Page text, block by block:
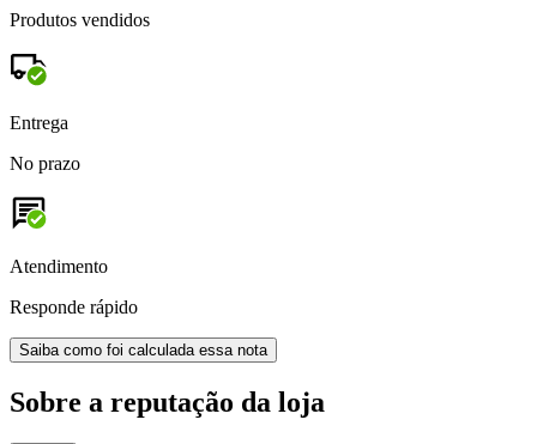
Produtos vendidos
Entrega
No prazo
Atendimento
Responde rápido
Saiba como foi calculada essa nota
Sobre a reputação da loja